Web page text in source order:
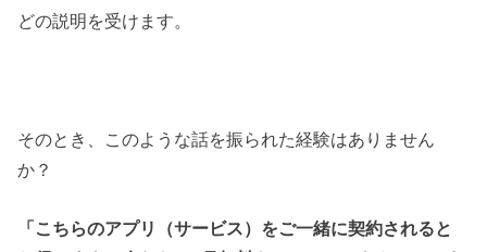
どの説明を受けます。
そのとき、このような話を振られた経験はありません
か？
「こちらのアプリ（サービス）をご一緒に契約されると